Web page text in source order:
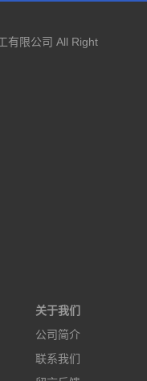
有限公司 All Right
关于我们
公司简介
联系我们